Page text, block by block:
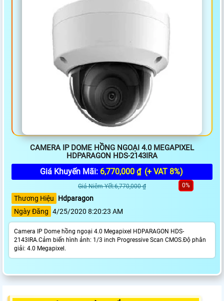
CAMERA IP DOME HỒNG NGOẠI 4.0 MEGAPIXEL
HDPARAGON HDS-2143IRA
Giá Khuyến Mãi: 6,770,000 ₫ (+ VAT 8%)
Giá Niêm Yết:6,770,000 ₫ 0%
Thương Hiệu
Hdparagon
Ngày Đăng 4/25/2020 8:20:23 AM
Camera IP Dome hồng ngoại 4.0 Megapixel HDPARAGON HDS-
2143IRA.Cảm biến hình ảnh: 1/3 inch Progressive Scan CMOS.Độ phân
giải: 4.0 Megapixel.